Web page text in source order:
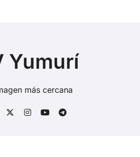
Yumurí
más cercana